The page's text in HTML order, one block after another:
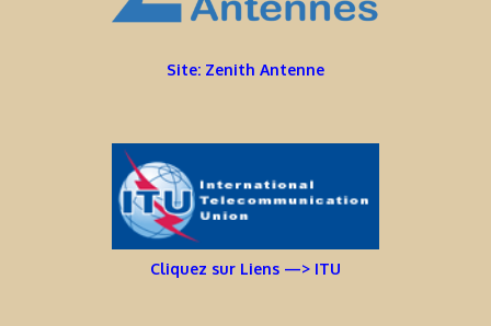
Site: Zenith Antenne
Cliquez sur Liens —> ITU